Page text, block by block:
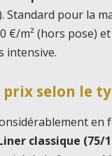
Standard pour la
€/m² (hors pose)
intensive.
prix selon le
classique (75/